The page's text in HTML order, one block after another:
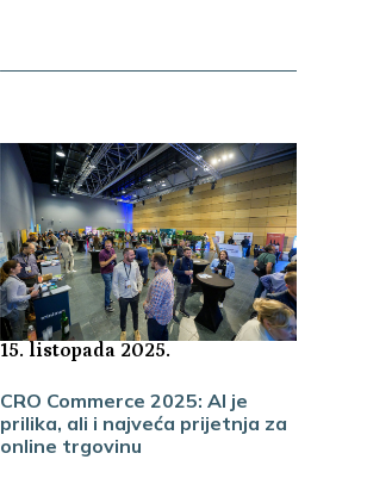
15. listopada 2025.
CRO Commerce 2025: AI je
prilika, ali i najveća prijetnja za
online trgovinu